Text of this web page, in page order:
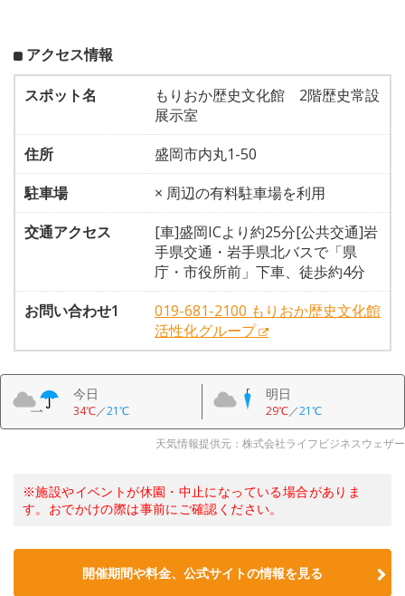
アクセス情報
スポット名
もりおか歴史文化館 2階歴史常設
展示室
住所
盛岡市内丸1-50
駐車場
× 周辺の有料駐車場を利用
交通アクセス
[車]盛岡ICより約25分[公共交通]岩
手県交通・岩手県北バスで「県
庁・市役所前」下車、徒歩約4分
お問い合わせ1
019-681-2100 もりおか歴史文化館
活性化グループ
今日
34℃／21℃
明日
29℃／21℃
天気情報提供元：株式会社ライフビジネスウェザー
※施設やイベントが休園・中止になっている場合がありま
す。おでかけの際は事前にご確認ください。
開催期間や料金、公式サイトの情報を見る